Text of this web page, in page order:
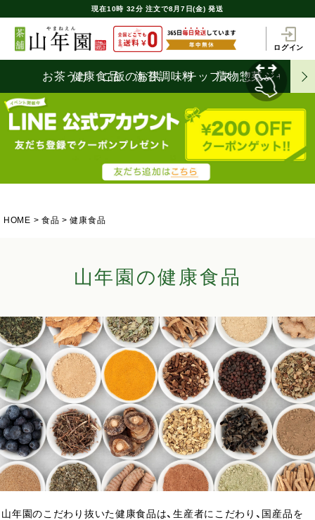
現在10時 32分 注文で8月7日(金) 発送
ログイン
お茶うけ健康食品ご飯のお供
海苔調味料チップス
漬物惣菜ジャム
HOME 食品 健康食品
山年園の健康食品
山年園のこだわり抜いた健康食品は、生産者にこだわり、国産品を